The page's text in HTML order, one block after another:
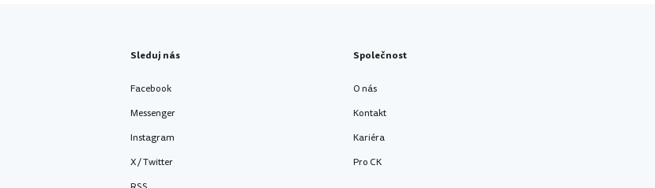
Sleduj nás
Facebook
Messenger
Instagram
X / Twitter
Společnost
O nás
Kontakt
Kariéra
Pro CK